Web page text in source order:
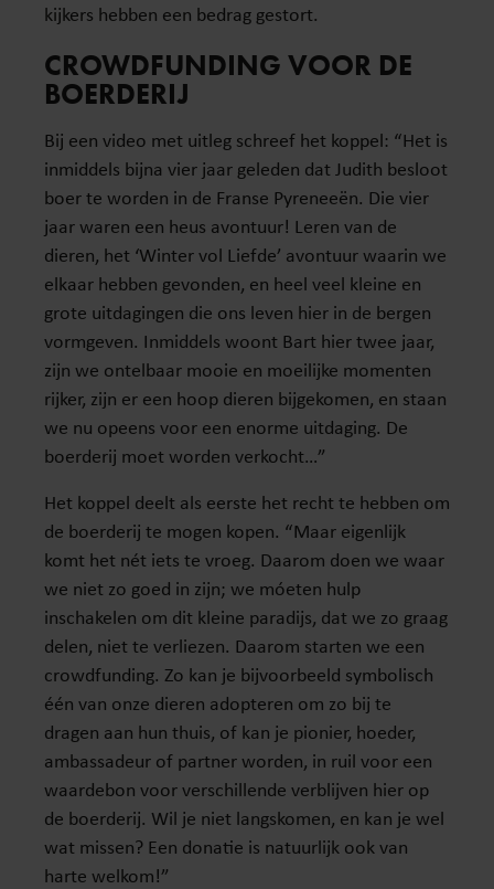
kijkers hebben een bedrag gestort.
CROWDFUNDING VOOR DE
BOERDERIJ
Bij een video met uitleg schreef het koppel: “Het is
inmiddels bijna vier jaar geleden dat Judith besloot
boer te worden in de Franse Pyreneeën. Die vier
jaar waren een heus avontuur! Leren van de
dieren, het ‘Winter vol Liefde’ avontuur waarin we
elkaar hebben gevonden, en heel veel kleine en
grote uitdagingen die ons leven hier in de bergen
vormgeven. Inmiddels woont Bart hier twee jaar,
zijn we ontelbaar mooie en moeilijke momenten
rijker, zijn er een hoop dieren bijgekomen, en staan
we nu opeens voor een enorme uitdaging. De
boerderij moet worden verkocht…”
Het koppel deelt als eerste het recht te hebben om
de boerderij te mogen kopen. “Maar eigenlijk
komt het nét iets te vroeg. Daarom doen we waar
we niet zo goed in zijn; we móeten hulp
inschakelen om dit kleine paradijs, dat we zo graag
delen, niet te verliezen. Daarom starten we een
crowdfunding. Zo kan je bijvoorbeeld symbolisch
één van onze dieren adopteren om zo bij te
dragen aan hun thuis, of kan je pionier, hoeder,
ambassadeur of partner worden, in ruil voor een
waardebon voor verschillende verblijven hier op
de boerderij. Wil je niet langskomen, en kan je wel
wat missen? Een donatie is natuurlijk ook van
harte welkom!”